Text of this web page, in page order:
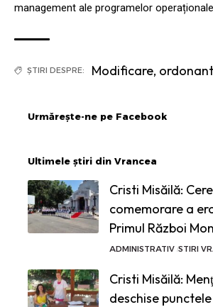
management ale programelor
ȘTIRI DESPRE: Modificare,
Urmărește-ne pe Facebook
Ultimele știri din Vrancea
Cristi Misăilă:
comemorare a
Primul Război
ADMINISTRATIV STIRI
Cristi Misăilă:
deschise